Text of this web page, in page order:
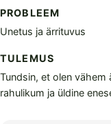
PROBLEEM
Unetus ja ärrituvus
TULEMUS
Tundsin, et olen vähem
rahulikum ja üldine